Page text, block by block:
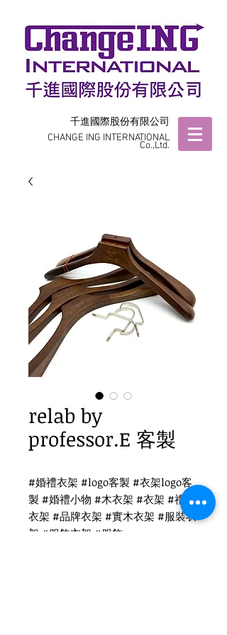
千進國際股份有限公司
CHANGE ING INTERNATIONAL
Co.,Ltd.
relab by
professor.E 客製
#婚禮衣架 #logo客製 #衣架logo客
製 #婚禮小物 #木衣架 #衣架 #禮品
衣架 #品牌衣架 #實木衣架 #服裝衣
架 #服飾衣架 #服飾